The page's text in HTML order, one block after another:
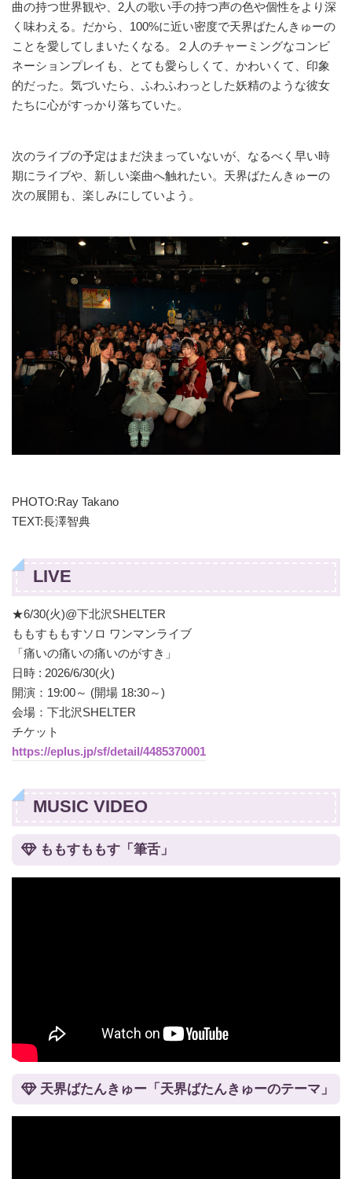
曲の持つ世界観や、2人の歌い手の持つ声の色や個性をより深
く味わえる。だから、100%に近い密度で天界ばたんきゅーの
ことを愛してしまいたくなる。２人のチャーミングなコンビ
ネーションプレイも、とても愛らしくて、かわいくて、印象
的だった。気づいたら、ふわふわっとした妖精のような彼女
たちに心がすっかり落ちていた。
次のライブの予定はまだ決まっていないが、なるべく早い時
期にライブや、新しい楽曲へ触れたい。天界ばたんきゅーの
次の展開も、楽しみにしていよう。
PHOTO:Ray Takano
TEXT:長澤智典
LIVE
★6/30(火)@下北沢SHELTER
ももすももすソロ ワンマンライブ
「痛いの痛いの痛いのがすき」
日時 : 2026/6/30(火)
開演：19:00～ (開場 18:30～)
会場：下北沢SHELTER
チケット
https://eplus.jp/sf/detail/4485370001
MUSIC VIDEO
ももすももす「筆舌」
天界ばたんきゅー「天界ばたんきゅーのテーマ」